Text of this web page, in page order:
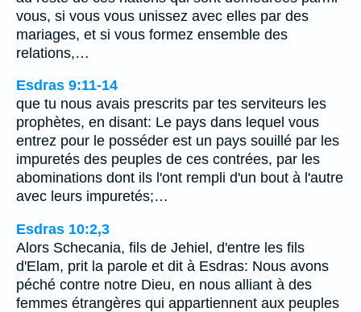
vous, si vous vous unissez avec elles par des
mariages, et si vous formez ensemble des
relations,…
Esdras 9:11-14
que tu nous avais prescrits par tes serviteurs les
prophètes, en disant: Le pays dans lequel vous
entrez pour le posséder est un pays souillé par les
impuretés des peuples de ces contrées, par les
abominations dont ils l'ont rempli d'un bout à l'autre
avec leurs impuretés;…
Esdras 10:2,3
Alors Schecania, fils de Jehiel, d'entre les fils
d'Elam, prit la parole et dit à Esdras: Nous avons
péché contre notre Dieu, en nous alliant à des
femmes étrangères qui appartiennent aux peuples